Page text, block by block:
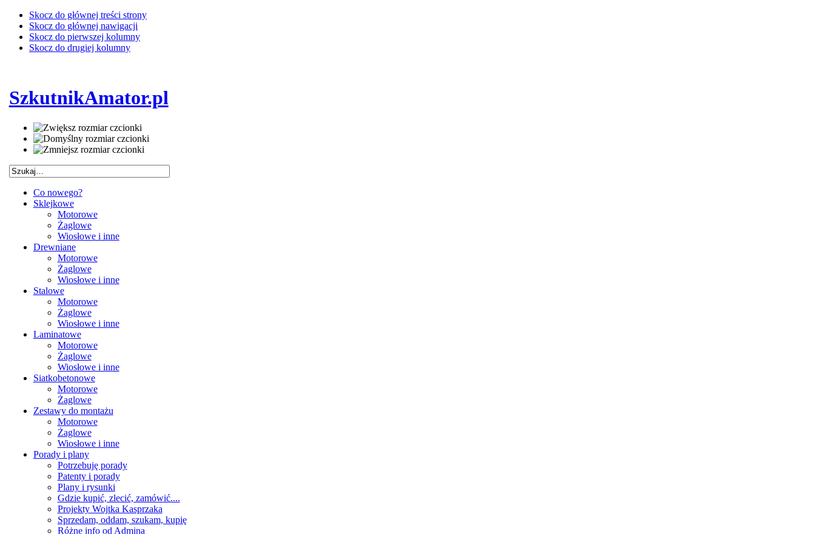
Skocz do głównej treści strony
Skocz do głównej nawigacji
Skocz do pierwszej kolumny
Skocz do drugiej kolumny
SzkutnikAmator.pl
Co nowego?
Sklejkowe
Motorowe
Żaglowe
Wiosłowe i inne
Drewniane
Motorowe
Żaglowe
Wiosłowe i inne
Stalowe
Motorowe
Żaglowe
Wiosłowe i inne
Laminatowe
Motorowe
Żaglowe
Wiosłowe i inne
Siatkobetonowe
Motorowe
Żaglowe
Zestawy do montażu
Motorowe
Żaglowe
Wiosłowe i inne
Porady i plany
Potrzebuję porady
Patenty i porady
Plany i rysunki
Gdzie kupić, zlecić, zamówić....
Projekty Wojtka Kasprzaka
Sprzedam, oddam, szukam, kupię
Różne info od Admina